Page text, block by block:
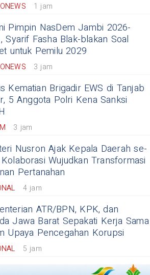
1 jam
Pimpin NasDem Jambi 2026-
Syarif Fasha Blak-blakan Soal
untuk Pemilu 2029
3 jam
Kematian Brigadir EWS di Tanjab
5 Anggota Polri Kena Sanksi
3 jam
Nusron Ajak Kepala Daerah se-
Wujudkan Transformasi
Pertanahan
4 jam
ATR/BPN, KPK, dan
Jawa Barat Sepakati Kerja Sama
Upaya Pencegahan Korupsi
5 jam